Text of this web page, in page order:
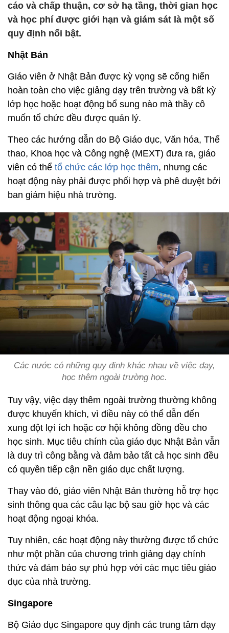
cáo và chấp thuận, cơ sở hạ tầng, thời gian học
và học phí được giới hạn và giám sát là một số
quy định nổi bật.
Nhật Bản
Giáo viên ở Nhật Bản được kỳ vọng sẽ cống hiến
hoàn toàn cho việc giảng dạy trên trường và bất kỳ
lớp học hoặc hoạt động bổ sung nào mà thầy cô
muốn tổ chức đều được quản lý.
Theo các hướng dẫn do Bộ Giáo dục, Văn hóa, Thể
thao, Khoa học và Công nghệ (MEXT) đưa ra, giáo
viên có thể tổ chức các lớp học thêm, nhưng các
hoạt động này phải được phối hợp và phê duyệt bởi
ban giám hiệu nhà trường.
Các nước có những quy định khác nhau về việc dạy,
học thêm ngoài trường học.
Tuy vậy, việc dạy thêm ngoài trường thường không
được khuyến khích, vì điều này có thể dẫn đến
xung đột lợi ích hoặc cơ hội không đồng đều cho
học sinh. Mục tiêu chính của giáo dục Nhật Bản vẫn
là duy trì công bằng và đảm bảo tất cả học sinh đều
có quyền tiếp cận nền giáo dục chất lượng.
Thay vào đó, giáo viên Nhật Bản thường hỗ trợ học
sinh thông qua các câu lạc bộ sau giờ học và các
hoạt động ngoại khóa.
Tuy nhiên, các hoạt động này thường được tổ chức
như một phần của chương trình giảng dạy chính
thức và đảm bảo sự phù hợp với các mục tiêu giáo
dục của nhà trường.
Singapore
Bộ Giáo dục Singapore quy định các trung tâm dạy